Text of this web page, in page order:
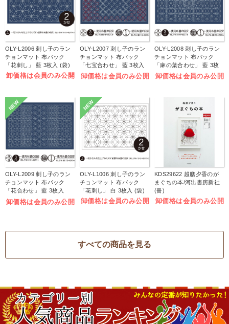
OLY-L2006 刺し子のラン
チョンマット 布パック
「花刺し」 藍 3枚入 (袋)
卸価格は会員のみ公開
OLY-L2007 刺し子のラン
チョンマット 布パック
「七宝合わせ」 藍 3枚入
(袋)
卸価格は会員のみ公開
OLY-L2008 刺し子のラン
チョンマット 布パック
「麻の葉合わせ」 藍 3枚
入 (袋)
卸価格は会員のみ公開
NEW
OLY-L2009 刺し子のラン
チョンマット 布パック
「花合わせ」 藍 3枚入
(袋)
卸価格は会員のみ公開
NEW
OLY-L1006 刺し子のラン
チョンマット 布パック
「花刺し」 白 3枚入 (袋)
卸価格は会員のみ公開
KDS29622 越膳夕香のが
まぐちの本/河出書房新社
(冊)
卸価格は会員のみ公開
すべての商品を見る